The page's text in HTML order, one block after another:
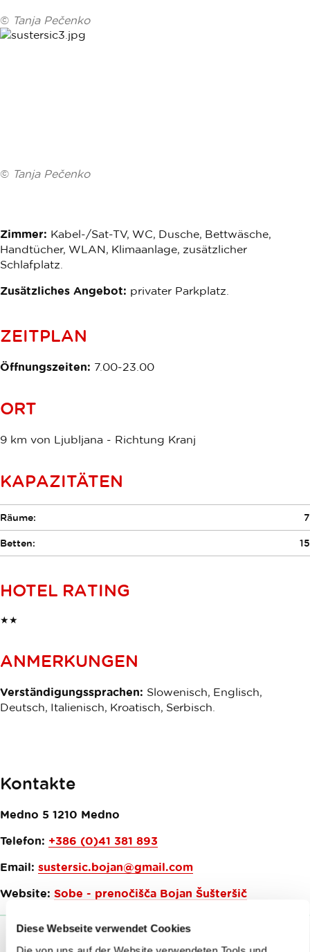
Diese Webseite verwendet Cookies
© Tanja Pečenko
© Tanja Pečenko
Zimmer: Kabel-/Sat-TV, WC, Dusche, Bettwäsche,
Handtücher, WLAN, Klimaanlage, zusätzlicher
Schlafplatz.
Zusätzliches Angebot: privater Parkplatz.
ZEITPLAN
Öffnungszeiten: 7.00-23.00
ORT
9 km von Ljubljana - Richtung Kranj
KAPAZITÄTEN
Räume: 7
Betten: 15
HOTEL RATING
★★
ANMERKUNGEN
Verständigungssprachen: Slowenisch, Englisch,
Deutsch, Italienisch, Kroatisch, Serbisch.
Kontakte
Medno 5 1210 Medno
Telefon: +386 (0)41 381 893
Email: sustersic.bojan@gmail.com
Website: Sobe - prenočišča Bojan Šušteršič